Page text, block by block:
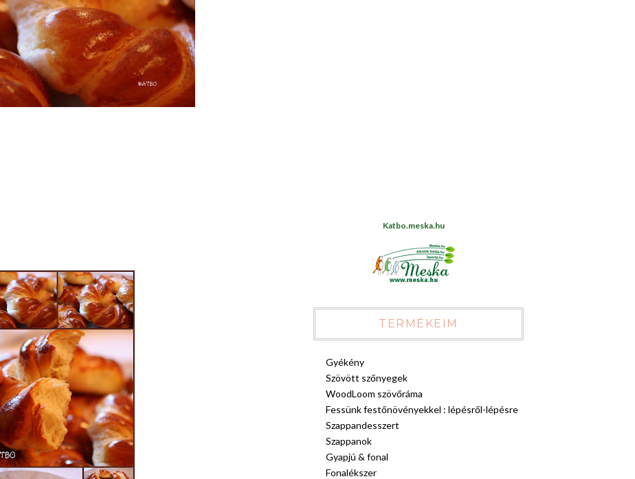
Katbo.meska.hu
TERMÉKEIM
Gyékény
Szövött szőnyegek
WoodLoom szövőráma
Fessünk festőnövényekkel : lépésről-lépésre
Szappandesszert
Szappanok
Gyapjú & fonal
Fonalékszer